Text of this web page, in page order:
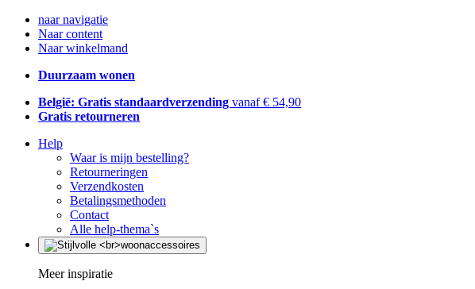
naar navigatie
Naar content
Naar winkelmand
Duurzaam wonen
België: Gratis standaardverzending vanaf € 54,90
Gratis retourneren
Help
Waar is mijn bestelling?
Retourneringen
Verzendkosten
Betalingsmethoden
Contact
Alle help-thema`s
Meer inspiratie